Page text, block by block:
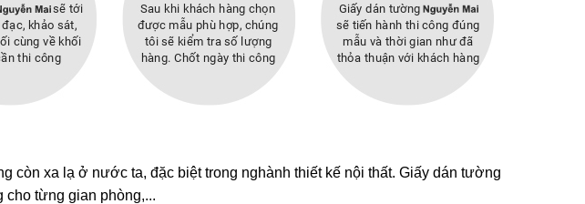
còn xa lạ ở nước ta, đặc biệt trong nghành thiết kế nội thất. Giấy dán tường
cho từng gian phòng,...